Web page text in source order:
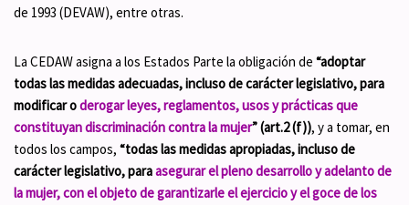
de 1993 (DEVAW), entre otras.
La CEDAW asigna a los Estados Parte la obligación de “adoptar
todas las medidas adecuadas, incluso de carácter legislativo, para
modificar oderogar leyes, reglamentos, usos y prácticas que
constituyan discriminación contra la mujer” (art.2 (f)), y a tomar, en
todos los campos, “todas las medidas apropiadas, incluso de
carácter legislativo, paraasegurar el pleno desarrollo y adelanto de
la mujer, con el objeto de garantizarle el ejercicio y el goce de los